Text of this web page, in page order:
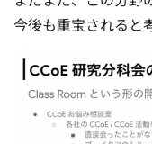
今後も重宝されると